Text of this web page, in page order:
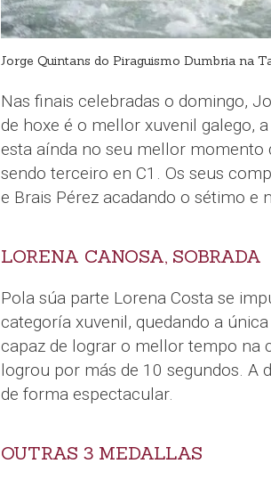
Jorge Quintans do Piraguismo Dumbria na
Nas finais celebradas o domingo,
de hoxe é o mellor xuvenil galego,
esta aínda no seu mellor momento
sendo terceiro en C1. Os seus
e Brais Pérez acadando o sétimo e
LORENA CANOSA, SOBRADA
Pola súa parte Lorena Costa se
categoría xuvenil, quedando a
capaz de lograr o mellor tempo na
logrou por más de 10 segundos. A
de forma espectacular.
OUTRAS 3 MEDALLAS